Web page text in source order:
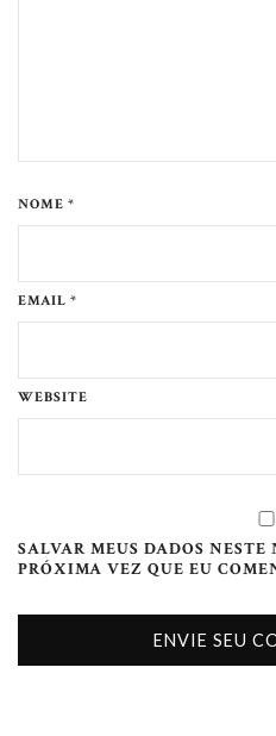
NOME *
EMAIL *
WEBSITE
SALVAR MEUS DADOS
PRÓXIMA VEZ QUE EU